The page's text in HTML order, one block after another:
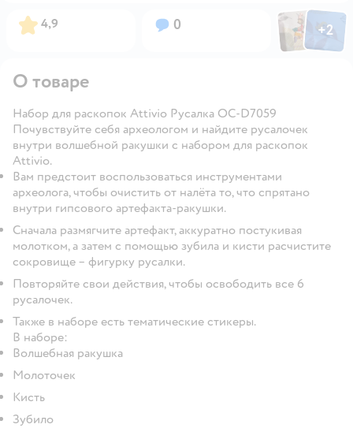
Рейтинг:
4,9 Вопросов:
0 ФотоФото
+2
О товаре
Набор для раскопок Attivio Русалка OC-D7059
Почувствуйте себя археологом и найдите русалочек
внутри волшебной ракушки с набором для раскопок
Attivio.
Вам предстоит воспользоваться инструментами
археолога, чтобы очистить от налёта то, что спрятано
внутри гипсового артефакта-ракушки.
Сначала размягчите артефакт, аккуратно постукивая
молотком, а затем с помощью зубила и кисти расчистите
сокровище – фигурку русалки.
Повторяйте свои действия, чтобы освободить все 6
русалочек.
Также в наборе есть тематические стикеры.
В наборе:
Волшебная ракушка
Молоточек
Кисть
Зубило